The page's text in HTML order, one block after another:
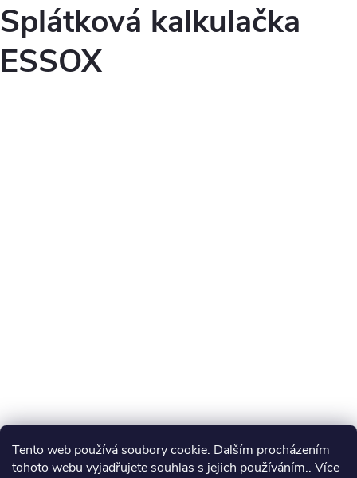
Tento web používá soubory cookie. Dalším procházením
tohoto webu vyjadřujete souhlas s jejich používáním.. Více
Splátková kalkulačka
ESSOX